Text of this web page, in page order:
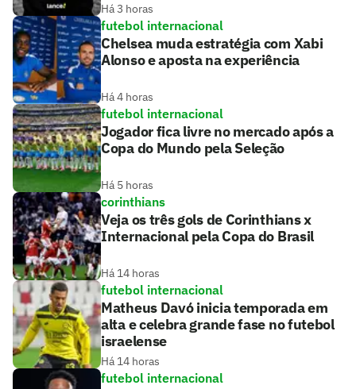
Há 3 horas
futebol internacional
Chelsea muda estratégia com Xabi
Alonso e aposta na experiência
Há 4 horas
futebol internacional
Jogador fica livre no mercado após a
Copa do Mundo pela Seleção
Há 5 horas
corinthians
Veja os três gols de Corinthians x
Internacional pela Copa do Brasil
Há 14 horas
futebol internacional
Matheus Davó inicia temporada em
alta e celebra grande fase no futebol
israelense
Há 14 horas
futebol internacional